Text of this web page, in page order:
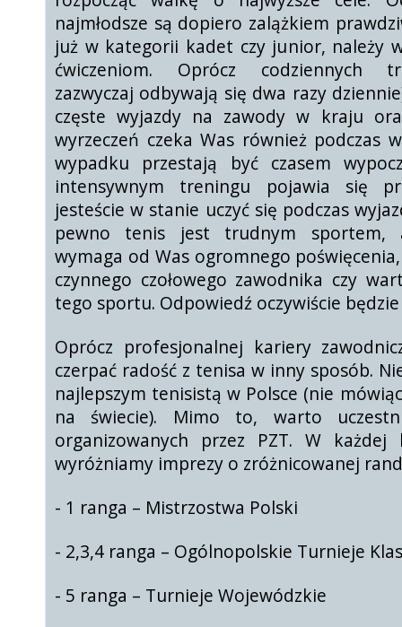
najmłodsze są dopiero zalążkiem
już w kategorii kadet czy junior, należy
ćwiczeniom. Oprócz codziennych
zazwyczaj odbywają się dwa razy
częste wyjazdy na zawody w kraju
wyrzeczeń czeka Was również podczas
wypadku przestają być czasem
intensywnym treningu pojawia się
jesteście w stanie uczyć się podczas
pewno tenis jest trudnym sportem,
wymaga od Was ogromnego
czynnego czołowego zawodnika czy
tego sportu. Odpowiedź oczywiście będzie
Oprócz profesjonalnej kariery
czerpać radość z tenisa w inny sposób.
najlepszym tenisistą w Polsce (nie
na świecie). Mimo to, warto
organizowanych przez PZT. W każdej
wyróżniamy imprezy o zróżnicowanej
- 1 ranga – Mistrzostwa Polski
- 2,3,4 ranga – Ogólnopolskie Turnieje
- 5 ranga – Turnieje Wojewódzkie